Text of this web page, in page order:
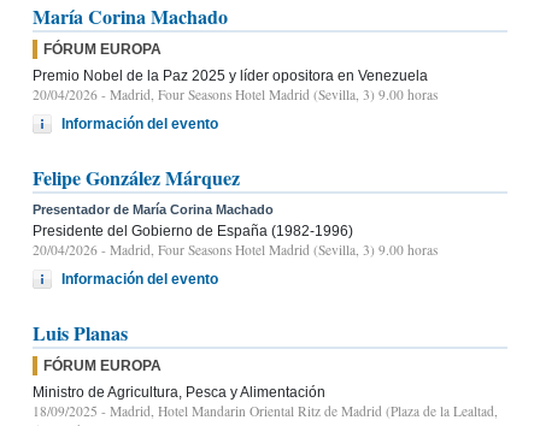
María Corina Machado
FÓRUM EUROPA
Premio Nobel de la Paz 2025 y líder opositora en Venezuela
20/04/2026 - Madrid, Four Seasons Hotel Madrid (Sevilla, 3) 9.00 horas
Información del evento
Felipe González Márquez
Presentador de María Corina Machado
Presidente del Gobierno de España (1982-1996)
20/04/2026 - Madrid, Four Seasons Hotel Madrid (Sevilla, 3) 9.00 horas
Información del evento
Luis Planas
FÓRUM EUROPA
Ministro de Agricultura, Pesca y Alimentación
18/09/2025 - Madrid, Hotel Mandarin Oriental Ritz de Madrid (Plaza de la Lealtad,